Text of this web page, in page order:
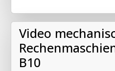
Video
B10